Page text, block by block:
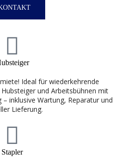
Ideal für wiederkehrende
und Arbeitsbühnen mit
inklusive Wartung, Reparatur und
Lieferung.
Stapler